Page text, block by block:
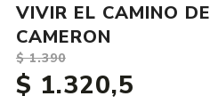
VIVIR EL CAMINO
CAMERON
$ 1.390
$ 1.320,5